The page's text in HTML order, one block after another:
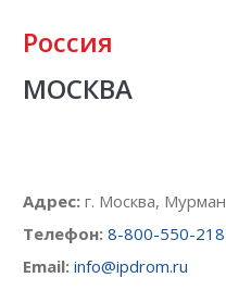
Россия
МОСКВА
Адрес: г. Москва,
Tелефон: 8-800-550-
Email: info@ipdrom.ru